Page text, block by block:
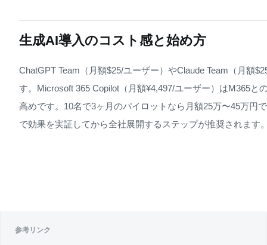
生成AI導入のコスト感と始め方
ChatGPT Team（月額$25/ユーザー）やClaude Team（月額
す。Microsoft 365 Copilot（月額¥4,497/ユーザー）はM365と
高めです。10名で3ヶ月のパイロットなら月額25万〜45万円
で効果を実証してから全社展開するステップが推奨されます
参考リンク